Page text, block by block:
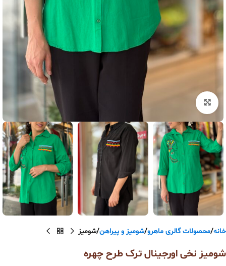
بزرگنمایی تصویر
خانه محصولات گالری ماهرو شومیز و پیراهن شومیز
شومیز نخی اورجینال ترک طرح چهره